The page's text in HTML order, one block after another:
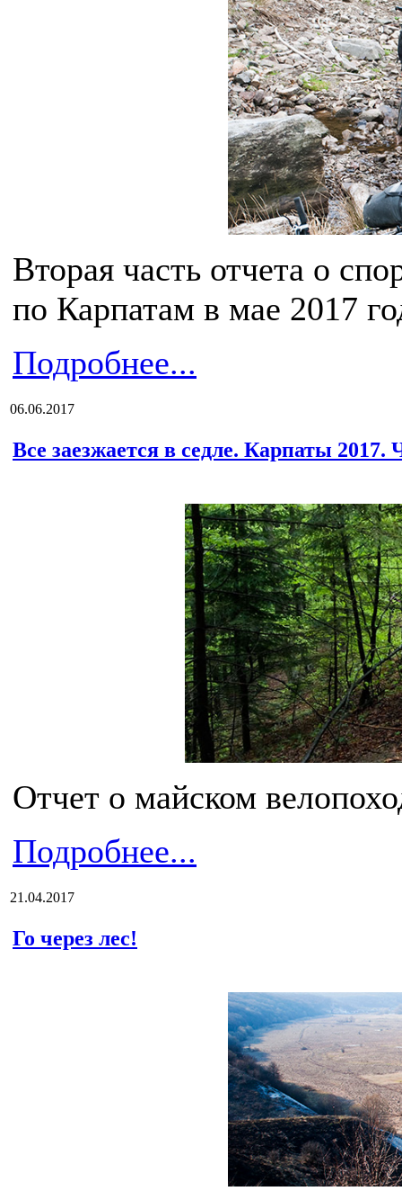
Вторая часть отчета о
по Карпатам в мае 2017
Подробнее...
06.06.2017
Все заезжается в седле. Карпаты 2017.
Отчет о майском
Подробнее...
21.04.2017
Го через лес!